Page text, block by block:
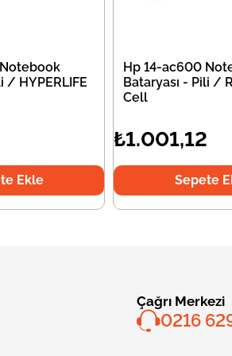
/ HYPERLIFE
Ekle
Hp 14-ac600
Bataryası - Pili /
Cell
₺1.001,12
Sepete
Çağrı Merkezi
0216